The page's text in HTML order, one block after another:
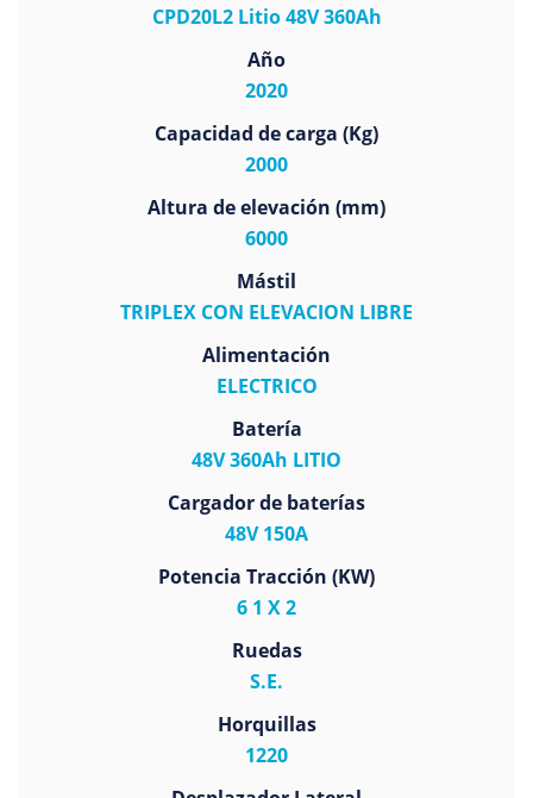
CPD20L2 Litio 48V 360Ah
Año
2020
Capacidad de carga (Kg)
2000
Altura de elevación (mm)
6000
Mástil
TRIPLEX CON ELEVACION LIBRE
Alimentación
ELECTRICO
Batería
48V 360Ah LITIO
Cargador de baterías
48V 150A
Potencia Tracción (KW)
6 1 X 2
Ruedas
S.E.
Horquillas
1220